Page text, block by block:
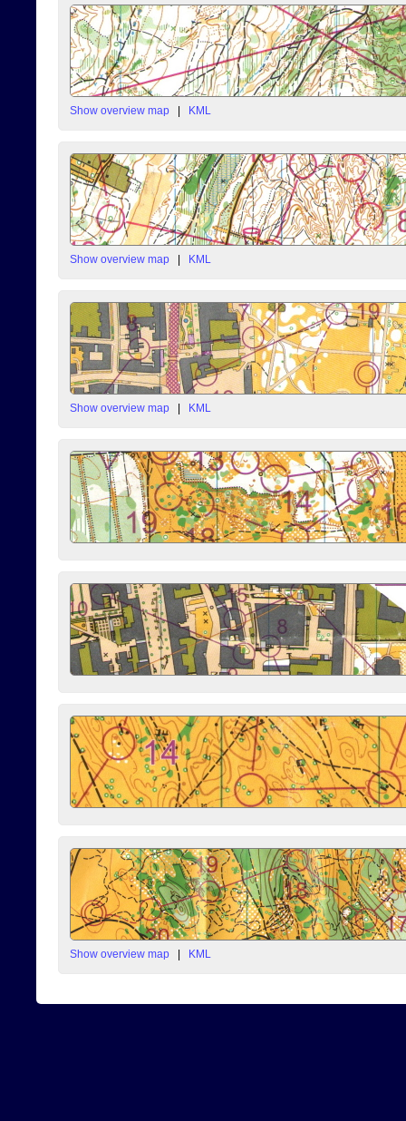
Show overview map | KML
Show overview map | KML
Show overview map | KML
Show overview map | KML